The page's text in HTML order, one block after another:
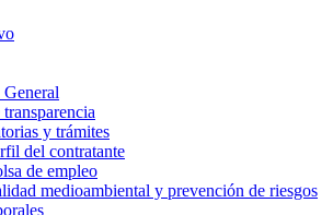
y trámites
del contratante
de empleo
medioambiental y prevención de riesgos